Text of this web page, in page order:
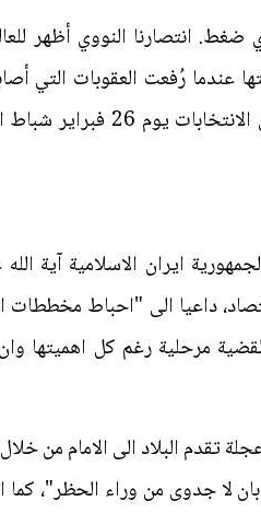
ضغط. انتصارنا النووي أظهر
عندما رُفعت العقوبات التي
ايران الاسلامية آية
داعيا الى "احباط
مرحلية رغم كل اهميتها
تقدم البلاد الى الامام من
بان لا جدوى من وراء الحظر"،